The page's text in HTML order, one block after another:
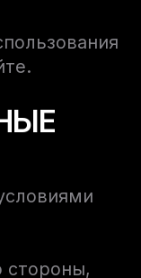
стороны,